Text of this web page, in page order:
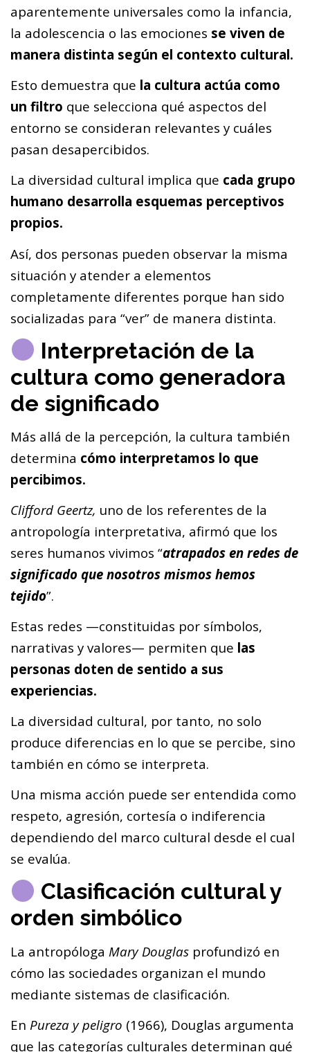
aparentemente universales como la infancia,
la adolescencia o las emociones se viven de
manera distinta según el contexto cultural.
Esto demuestra que la cultura actúa como
un filtro que selecciona qué aspectos del
entorno se consideran relevantes y cuáles
pasan desapercibidos.
La diversidad cultural implica que cada grupo
humano desarrolla esquemas perceptivos
propios.
Así, dos personas pueden observar la misma
situación y atender a elementos
completamente diferentes porque han sido
socializadas para “ver” de manera distinta.
Interpretación de la
cultura como generadora
de significado
Más allá de la percepción, la cultura también
determina cómo interpretamos lo que
percibimos.
Clifford Geertz, uno de los referentes de la
antropología interpretativa, afirmó que los
seres humanos vivimos “atrapados en redes de
significado que nosotros mismos hemos
tejido”.
Estas redes —constituidas por símbolos,
narrativas y valores— permiten que las
personas doten de sentido a sus
experiencias.
La diversidad cultural, por tanto, no solo
produce diferencias en lo que se percibe, sino
también en cómo se interpreta.
Una misma acción puede ser entendida como
respeto, agresión, cortesía o indiferencia
dependiendo del marco cultural desde el cual
se evalúa.
Clasificación cultural y
orden simbólico
La antropóloga Mary Douglas profundizó en
cómo las sociedades organizan el mundo
mediante sistemas de clasificación.
En Pureza y peligro (1966), Douglas argumenta
que las categorías culturales determinan qué